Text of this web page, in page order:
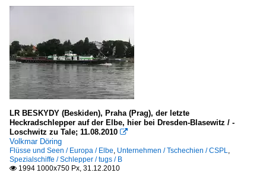
LR BESKYDY (Beskiden), Praha (Prag), der letzte
Heckradschlepper auf der Elbe, hier bei Dresden-Blasewitz / -
Loschwitz zu Tale; 11.08.2010 
Volkmar Döring
Flüsse und Seen / Europa / Elbe, Unternehmen / Tschechien / CSPL,
Spezialschiffe / Schlepper / tugs / B
 1994 1000x750 Px, 31.12.2010